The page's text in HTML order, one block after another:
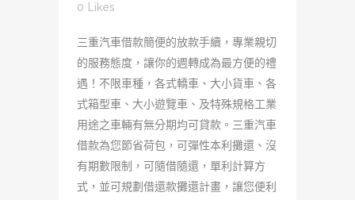
0 Likes
三重汽車借款簡便的放款手續，專業親切
的服務態度，讓你的週轉成為最方便的禮
遇！不限車種，各式轎車、大小貨車、各
式箱型車、大小遊覽車、及特殊規格工業
用途之車輛有無分期均可貸款。三重汽車
借款為您節省荷包，可彈性本利攤還、沒
有期數限制，可隨借隨還，單利計算方
式，並可規劃借還款攤還計畫，讓您便利